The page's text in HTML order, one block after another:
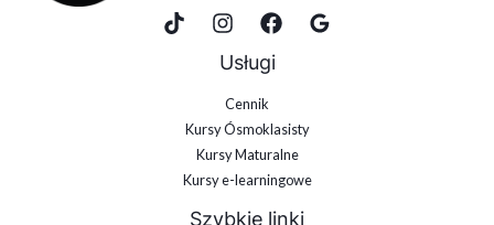
Usługi
Cennik
Kursy Ósmoklasisty
Kursy Maturalne
Kursy e-learningowe
Szybkie linki